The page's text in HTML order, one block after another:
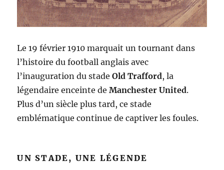
Le 19 février 1910 marquait un tournant dans
l’histoire du football anglais avec
l’inauguration du stadeOld Trafford, la
légendaire enceinte deManchester United.
Plus d’un siècle plus tard, ce stade
emblématique continue de captiver les foules.
UN STADE, UNE LÉGENDE